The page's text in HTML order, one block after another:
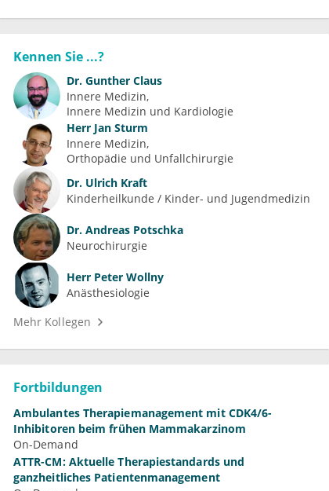
Kennen Sie ...?
Dr. Gunther Claus
Innere Medizin
Innere Medizin und Kardiologie
Herr Jan Sturm
Innere Medizin
Orthopädie und Unfallchirurgie
Dr. Ulrich Kraft
Kinderheilkunde / Kinder- und Jugendmedizin
Dr. Andreas Potschka
Neurochirurgie
Herr Peter Wollny
Anästhesiologie
Mehr Kollegen
Fortbildungen
Ambulantes Therapiemanagement mit CDK4/6-
Inhibitoren beim frühen Mammakarzinom
On-Demand
ATTR-CM: Aktuelle Therapiestandards und
ganzheitliches Patientenmanagement